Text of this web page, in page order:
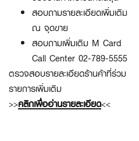
สอบถามรายละเอียดเพิ่มเติม
ณ จุดขาย
สอบถามเพิ่มเติม M Card
Call Center 02-789-5555
ตรวจสอบรายละเอียดร้านค้าที่ร่วม
รายการเพิ่มเติม
>>คลิกเพื่ออ่านรายละเอียด<<